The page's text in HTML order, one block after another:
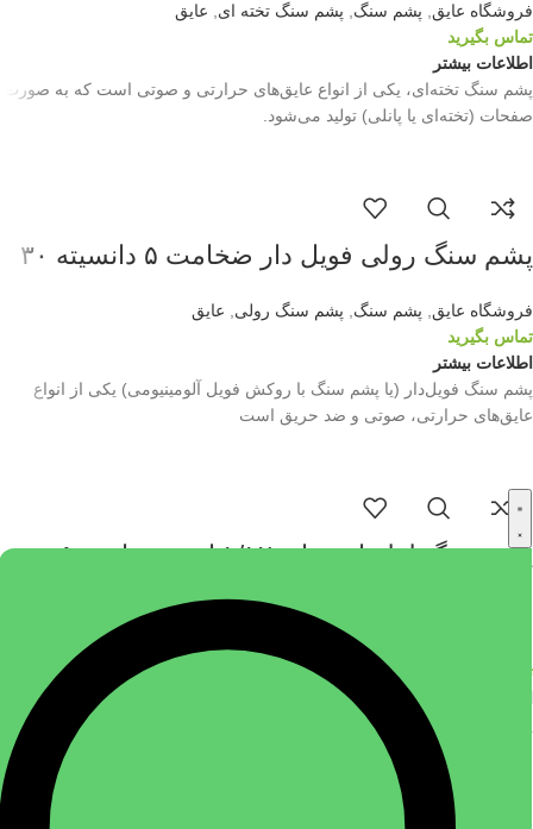
فروشگاه عایق, پشم سنگ, پشم سنگ تخته ای, عایق
تماس بگیرید
اطلاعات بیشتر
پشم سنگ تخته‌ای، یکی از انواع عایق‌های حرارتی و صوتی است که به صورت
صفحات (تخته‌ای یا پانلی) تولید می‌شود.
پشم سنگ رولی فویل دار ضخامت ۵ دانسیته ۳۰
فروشگاه عایق, پشم سنگ, پشم سنگ رولی, عایق
تماس بگیرید
اطلاعات بیشتر
پشم سنگ فویل‌دار (یا پشم سنگ با روکش فویل آلومینیومی) یکی از انواع
عایق‌های حرارتی، صوتی و ضد حریق است
پشم سنگ لوله ای سایز ۱/۱۲ اینچ ضخامت ۵
پشم سنگ پشم سنگ لوله ای, عایق
تماس بگیرید
پشم سنگ لوله‌ای (Rockwool Pipe Insulation) یکی از انواع عایق‌های حرارتی
و صوتی است که به‌صورت استوانه‌ای و توخالی تولید